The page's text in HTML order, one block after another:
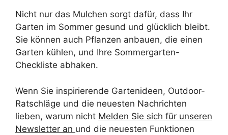
Nicht nur das Mulchen sorgt dafür, dass Ihr
Garten im Sommer gesund und glücklich bleibt.
Sie können auch Pflanzen anbauen, die einen
Garten kühlen, und Ihre Sommergarten-
Checkliste abhaken.
Wenn Sie inspirierende Gartenideen, Outdoor-
Ratschläge und die neuesten Nachrichten
lieben, warum nicht Melden Sie sich für unseren
Newsletter an und die neuesten Funktionen